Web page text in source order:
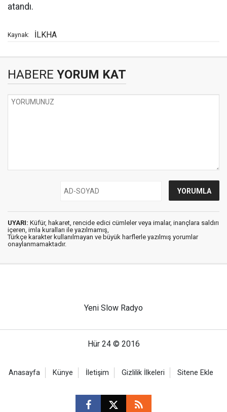
atandı.
Kaynak: İLKHA
HABERE YORUM KAT
UYARI: Küfür, hakaret, rencide edici cümleler veya imalar, inançlara saldırı
içeren, imla kuralları ile yazılmamış,
Türkçe karakter kullanılmayan ve büyük harflerle yazılmış yorumlar
onaylanmamaktadır.
Yeni Slow Radyo
Hür 24 © 2016
Anasayfa Künye İletişim Gizlilik İlkeleri Sitene Ekle